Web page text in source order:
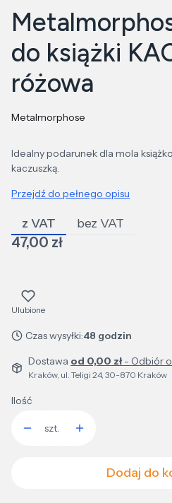
do książki
różowa
Metalmorphose
Idealny podarunek dla mola
kaczuszką.
Przejdź do pełnego opisu
z VAT bez VAT
Cena
47,00 zł
Ulubione
Czas wysyłki:48 godzin
Dostawa od 0,00 zł- Odbiór
Kraków, ul. Teligi 24, 30-870 Kraków
Ilość
szt.
Dodaj do